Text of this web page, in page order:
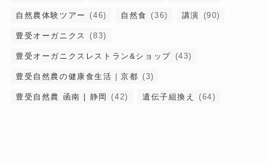
自然農体験ツアー (46) 自然食 (36) 講演 (90)
豊受オーガニクス (83)
豊受オーガニクスレストラン&ショップ (43)
豊受自然農の健康食生活｜京都 (3)
豊受自然農 函南 | 静岡 (42) 遺伝子組換え (64)